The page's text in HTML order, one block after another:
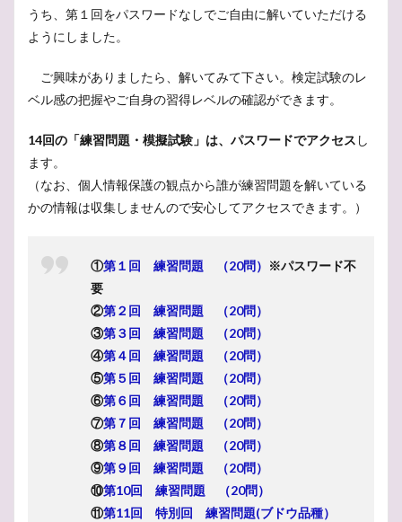
うち、第１回をパスワードなしでご自由に解いていただける
ようにしました。
ご興味がありましたら、解いてみて下さい。検定試験のレ
ベル感の把握やご自身の習得レベルの確認ができます。
14回の「練習問題・模擬試験」は、パスワードでアクセス し
ます。
（なお、個人情報保護の観点から誰が練習問題を解いている
かの情報は収集しませんので安心してアクセスできます。）
①第１回 練習問題 （20問） ※パスワード不
要
②第２回 練習問題 （20問）
③第３回 練習問題 （20問）
④第４回 練習問題 （20問）
⑤第５回 練習問題 （20問）
⑥第６回 練習問題 （20問）
⑦第７回 練習問題 （20問）
⑧第８回 練習問題 （20問）
⑨第９回 練習問題 （20問）
⑩第10回 練習問題 （20問）
⑪第11回 特別回 練習問題(ブドウ品種）